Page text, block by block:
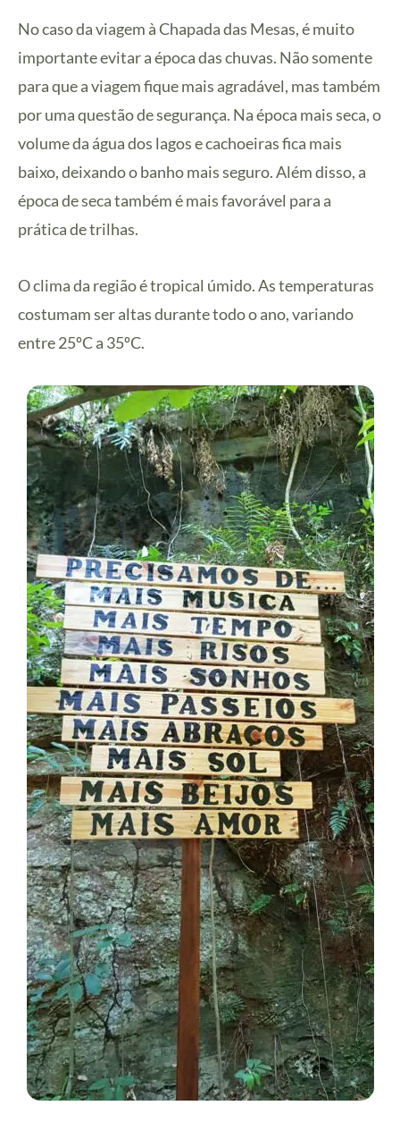
No caso da viagem à Chapada das Mesas, é muito
importante evitar a época das chuvas. Não somente
para que a viagem fique mais agradável, mas também
por uma questão de segurança. Na época mais seca, o
volume da água dos lagos e cachoeiras fica mais
baixo, deixando o banho mais seguro. Além disso, a
época de seca também é mais favorável para a
prática de trilhas.
O clima da região é tropical úmido. As temperaturas
costumam ser altas durante todo o ano, variando
entre 25ºC a 35ºC.